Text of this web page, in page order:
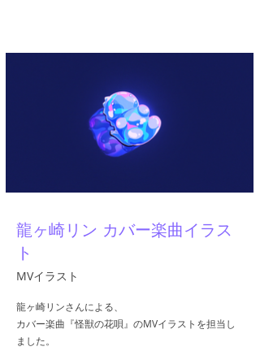
龍ヶ崎リン カバー楽曲イラス
ト
MVイラスト
龍ヶ崎リンさんによる、
カバー楽曲『怪獣の花唄』のMVイラストを担当し
ました。